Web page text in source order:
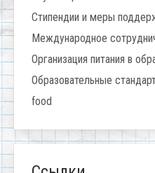
Стипендии и меры
Международное
Организация питания в
Образовательные
food